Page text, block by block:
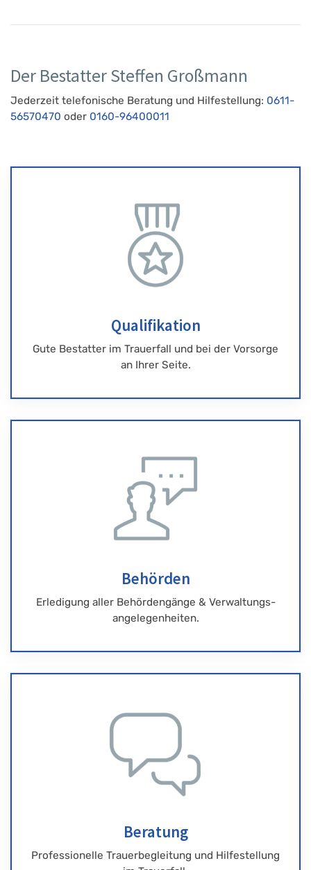
Der Bestatter Steffen Großmann
Jederzeit telefonische Beratung und Hilfestellung: 0611-
56570470 oder 0160-96400011
Qualifikation
Gute Bestatter im Trauerfall und bei der Vorsorge
an Ihrer Seite.
Behörden
Erledigung aller Behördengänge & Verwaltungs-
angelegenheiten.
Beratung
Professionelle Trauerbegleitung und Hilfestellung